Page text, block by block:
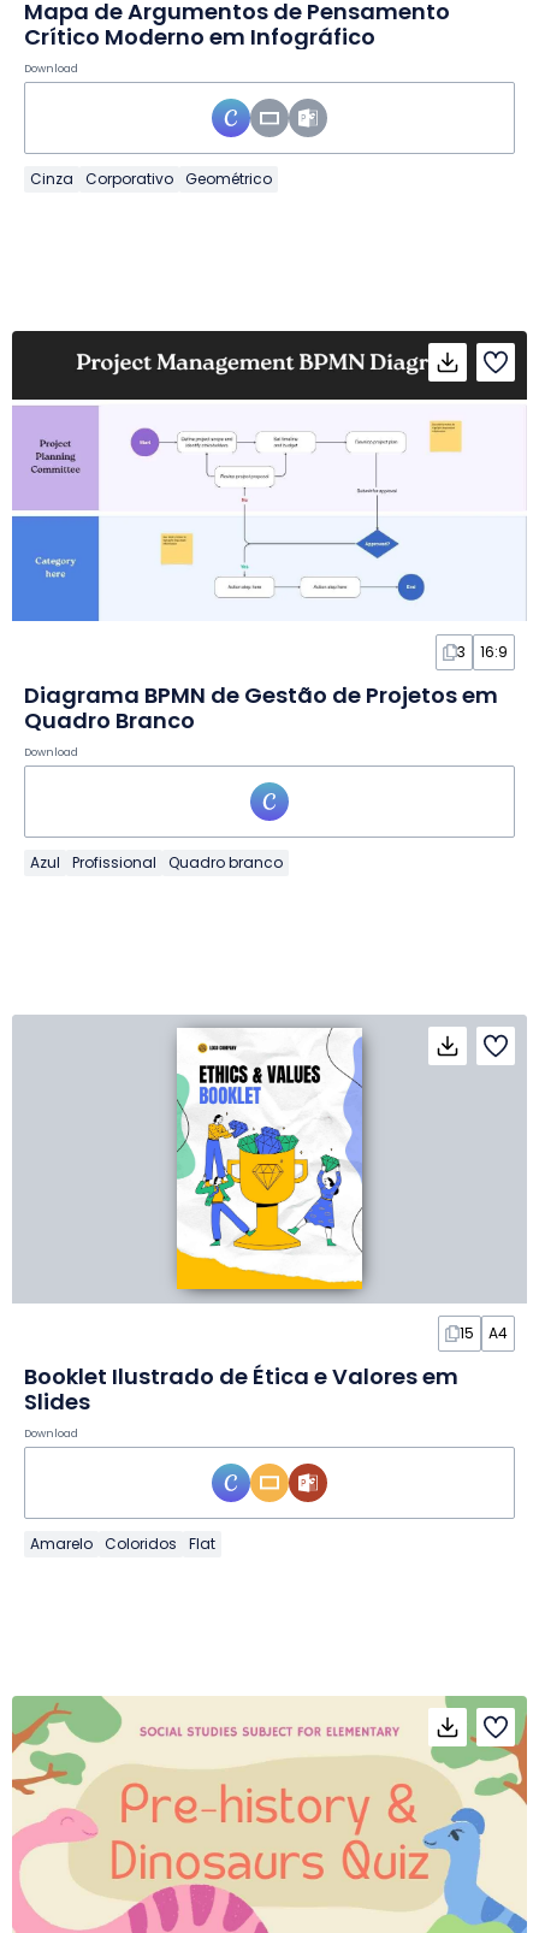
Mapa de Argumentos de Pensamento
Crítico Moderno em Infográfico
Download
Cinza Corporativo Geométrico
3 16:9
Diagrama BPMN de Gestão de Projetos em
Quadro Branco
Download
Azul Profissional Quadro branco
15 A4
Booklet Ilustrado de Ética e Valores em
Slides
Download
Amarelo Coloridos Flat